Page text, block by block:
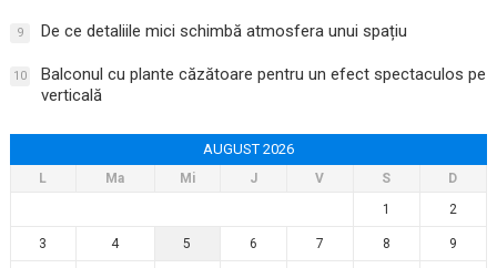
9 De ce detaliile mici schimbă atmosfera unui spațiu
10
Balconul cu plante căzătoare pentru un efect spectaculos pe
verticală
AUGUST 2026
L Ma Mi J V S
D
1
2
3 4 5 6 7 8 9